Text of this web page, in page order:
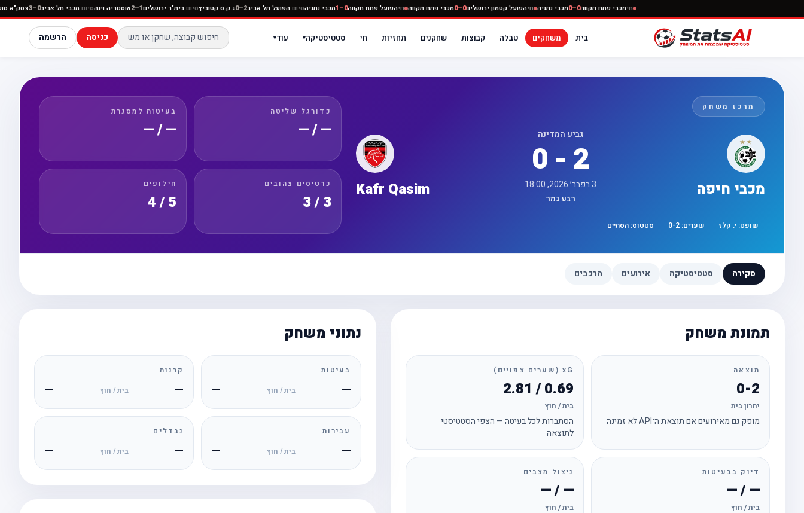
חימכבי פתח תקווה0–0 מכבי נתניה חיהפועל קטמון ירושלים0–0 מכבי פתח תקווה חיהפועל פתח תקווה0–1 מכבי נתניהסיום:הפועל תל אביב2–0 ג.ק.ס קטוביץסיום:בית"ר ירושלים1–2 אוסטריה וינהסיום:מכבי תל אביב0–3
בית משחקים טבלה קבוצות שחקנים תחזיות חי סטטיסטיקה▾ עוד▾ כניסה הרשמה
מרכז משחק
מכבי חיפה
גביע המדינה
0 - 2
3 בפבר׳ 2026, 18:00
רבע גמר
Kafr Qasim
שופט: י. קלז שערים: 0-2 סטטוס: הסתיים
כדורגל שליטה
— / —
בעיטות למסגרת
— / —
כרטיסים צהובים
3 / 3
חילופים
5 / 4
סקירה סטטיסטיקה אירועים הרכבים
תמונת משחק
תוצאה
0-2
יתרון בית
מופק גם מאירועים אם תוצאת ה־API לא זמינה
xG (שערים צפויים)
0.69 / 2.81
בית / חוץ
הסתברות לכל בעיטה — הצפי הסטטיסטי
לתוצאה
דיוק בבעיטות
— / —
בית / חוץ
ניצול מצבים
— / —
בית / חוץ
נתוני משחק
בעיטות
— בית / חוץ —
קרנות
— בית / חוץ —
עבירות
— בית / חוץ —
נבדלים
— בית / חוץ —